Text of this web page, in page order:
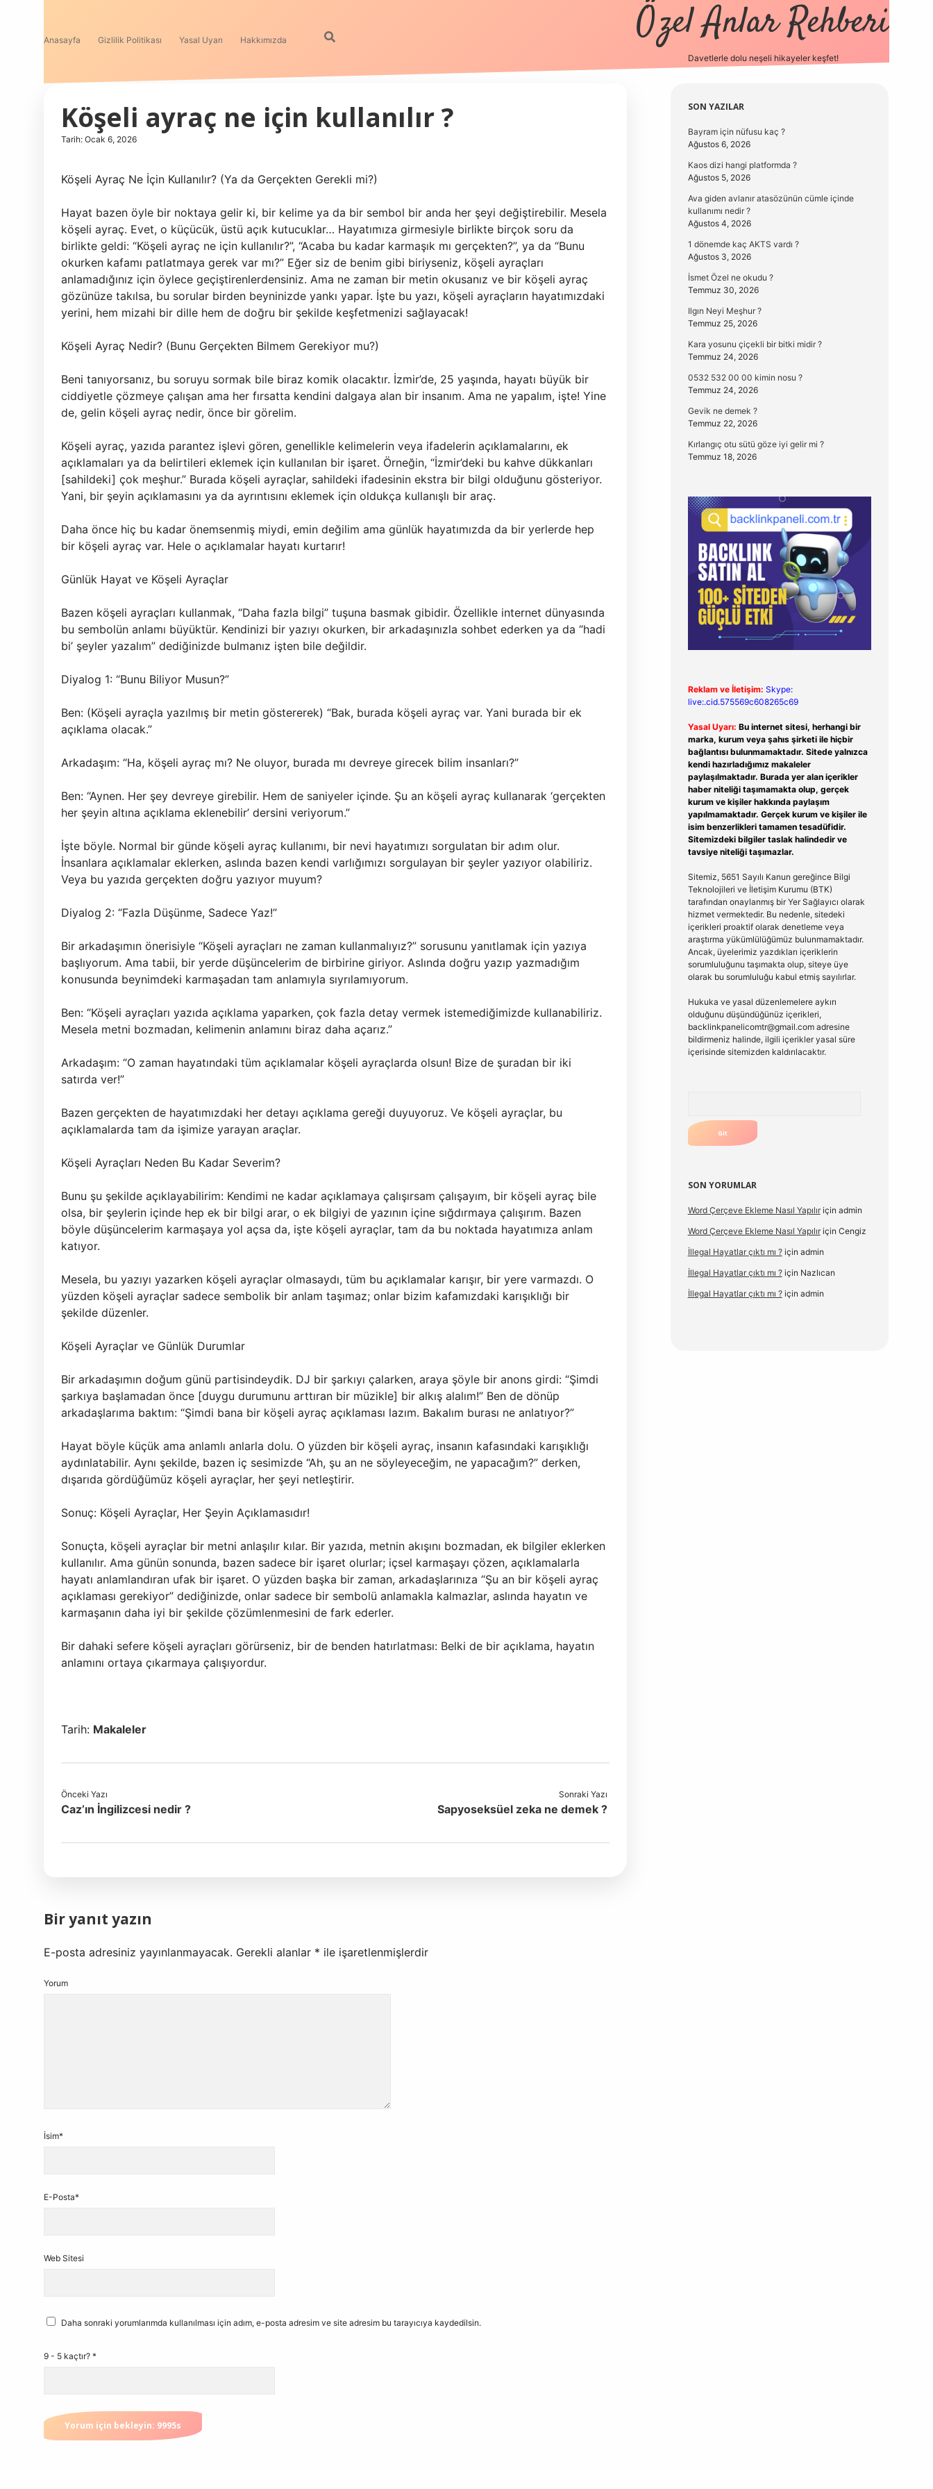
Anasayfa Gizlilik Politikası Yasal Uyarı Hakkımızda Özel Anlar Rehberi
Davetlerle dolu neşeli hikayeler keşfet!
Köşeli ayraç ne için kullanılır ?
Tarih: Ocak 6, 2026
Köşeli Ayraç Ne İçin Kullanılır? (Ya da Gerçekten Gerekli mi?)
Hayat bazen öyle bir noktaya gelir ki, bir kelime ya da bir sembol bir anda her şeyi değiştirebilir. Mesela
köşeli ayraç. Evet, o küçücük, üstü açık kutucuklar… Hayatımıza girmesiyle birlikte birçok soru da
birlikte geldi: “Köşeli ayraç ne için kullanılır?”, “Acaba bu kadar karmaşık mı gerçekten?”, ya da “Bunu
okurken kafamı patlatmaya gerek var mı?” Eğer siz de benim gibi biriyseniz, köşeli ayraçları
anlamadığınız için öylece geçiştirenlerdensiniz. Ama ne zaman bir metin okusanız ve bir köşeli ayraç
gözünüze takılsa, bu sorular birden beyninizde yankı yapar. İşte bu yazı, köşeli ayraçların hayatımızdaki
yerini, hem mizahi bir dille hem de doğru bir şekilde keşfetmenizi sağlayacak!
Köşeli Ayraç Nedir? (Bunu Gerçekten Bilmem Gerekiyor mu?)
Beni tanıyorsanız, bu soruyu sormak bile biraz komik olacaktır. İzmir’de, 25 yaşında, hayatı büyük bir
ciddiyetle çözmeye çalışan ama her fırsatta kendini dalgaya alan bir insanım. Ama ne yapalım, işte! Yine
de, gelin köşeli ayraç nedir, önce bir görelim.
Köşeli ayraç, yazıda parantez işlevi gören, genellikle kelimelerin veya ifadelerin açıklamalarını, ek
açıklamaları ya da belirtileri eklemek için kullanılan bir işaret. Örneğin, “İzmir’deki bu kahve dükkanları
[sahildeki] çok meşhur.” Burada köşeli ayraçlar, sahildeki ifadesinin ekstra bir bilgi olduğunu gösteriyor.
Yani, bir şeyin açıklamasını ya da ayrıntısını eklemek için oldukça kullanışlı bir araç.
Daha önce hiç bu kadar önemsenmiş miydi, emin değilim ama günlük hayatımızda da bir yerlerde hep
bir köşeli ayraç var. Hele o açıklamalar hayatı kurtarır!
Günlük Hayat ve Köşeli Ayraçlar
Bazen köşeli ayraçları kullanmak, “Daha fazla bilgi” tuşuna basmak gibidir. Özellikle internet dünyasında
bu sembolün anlamı büyüktür. Kendinizi bir yazıyı okurken, bir arkadaşınızla sohbet ederken ya da “hadi
bi’ şeyler yazalım” dediğinizde bulmanız işten bile değildir.
Diyalog 1: “Bunu Biliyor Musun?”
Ben: (Köşeli ayraçla yazılmış bir metin göstererek) “Bak, burada köşeli ayraç var. Yani burada bir ek
açıklama olacak.”
Arkadaşım: “Ha, köşeli ayraç mı? Ne oluyor, burada mı devreye girecek bilim insanları?”
Ben: “Aynen. Her şey devreye girebilir. Hem de saniyeler içinde. Şu an köşeli ayraç kullanarak ‘gerçekten
her şeyin altına açıklama eklenebilir’ dersini veriyorum.”
İşte böyle. Normal bir günde köşeli ayraç kullanımı, bir nevi hayatımızı sorgulatan bir adım olur.
İnsanlara açıklamalar eklerken, aslında bazen kendi varlığımızı sorgulayan bir şeyler yazıyor olabiliriz.
Veya bu yazıda gerçekten doğru yazıyor muyum?
Diyalog 2: “Fazla Düşünme, Sadece Yaz!”
Bir arkadaşımın önerisiyle “Köşeli ayraçları ne zaman kullanmalıyız?” sorusunu yanıtlamak için yazıya
başlıyorum. Ama tabii, bir yerde düşüncelerim de birbirine giriyor. Aslında doğru yazıp yazmadığım
konusunda beynimdeki karmaşadan tam anlamıyla sıyrılamıyorum.
Ben: “Köşeli ayraçları yazıda açıklama yaparken, çok fazla detay vermek istemediğimizde kullanabiliriz.
Mesela metni bozmadan, kelimenin anlamını biraz daha açarız.”
Arkadaşım: “O zaman hayatındaki tüm açıklamalar köşeli ayraçlarda olsun! Bize de şuradan bir iki
satırda ver!”
Bazen gerçekten de hayatımızdaki her detayı açıklama gereği duyuyoruz. Ve köşeli ayraçlar, bu
açıklamalarda tam da işimize yarayan araçlar.
Köşeli Ayraçları Neden Bu Kadar Severim?
Bunu şu şekilde açıklayabilirim: Kendimi ne kadar açıklamaya çalışırsam çalışayım, bir köşeli ayraç bile
olsa, bir şeylerin içinde hep ek bir bilgi arar, o ek bilgiyi de yazının içine sığdırmaya çalışırım. Bazen
böyle düşüncelerim karmaşaya yol açsa da, işte köşeli ayraçlar, tam da bu noktada hayatımıza anlam
katıyor.
Mesela, bu yazıyı yazarken köşeli ayraçlar olmasaydı, tüm bu açıklamalar karışır, bir yere varmazdı. O
yüzden köşeli ayraçlar sadece sembolik bir anlam taşımaz; onlar bizim kafamızdaki karışıklığı bir
şekilde düzenler.
Köşeli Ayraçlar ve Günlük Durumlar
Bir arkadaşımın doğum günü partisindeydik. DJ bir şarkıyı çalarken, araya şöyle bir anons girdi: “Şimdi
şarkıya başlamadan önce [duygu durumunu arttıran bir müzikle] bir alkış alalım!” Ben de dönüp
arkadaşlarıma baktım: “Şimdi bana bir köşeli ayraç açıklaması lazım. Bakalım burası ne anlatıyor?”
Hayat böyle küçük ama anlamlı anlarla dolu. O yüzden bir köşeli ayraç, insanın kafasındaki karışıklığı
aydınlatabilir. Aynı şekilde, bazen iç sesimizde “Ah, şu an ne söyleyeceğim, ne yapacağım?” derken,
dışarıda gördüğümüz köşeli ayraçlar, her şeyi netleştirir.
Sonuç: Köşeli Ayraçlar, Her Şeyin Açıklamasıdır!
Sonuçta, köşeli ayraçlar bir metni anlaşılır kılar. Bir yazıda, metnin akışını bozmadan, ek bilgiler eklerken
kullanılır. Ama günün sonunda, bazen sadece bir işaret olurlar; içsel karmaşayı çözen, açıklamalarla
hayatı anlamlandıran ufak bir işaret. O yüzden başka bir zaman, arkadaşlarınıza “Şu an bir köşeli ayraç
açıklaması gerekiyor” dediğinizde, onlar sadece bir sembolü anlamakla kalmazlar, aslında hayatın ve
karmaşanın daha iyi bir şekilde çözümlenmesini de fark ederler.
Bir dahaki sefere köşeli ayraçları görürseniz, bir de benden hatırlatması: Belki de bir açıklama, hayatın
anlamını ortaya çıkarmaya çalışıyordur.
Tarih: Makaleler
Önceki Yazı
Caz’ın İngilizcesi nedir ?
Sonraki Yazı
Sapyoseksüel zeka ne demek ?
Bir yanıt yazın
E-posta adresiniz yayınlanmayacak. Gerekli alanlar * ile işaretlenmişlerdir
Yorum
İsim*
E-Posta*
Web Sitesi
Daha sonraki yorumlarımda kullanılması için adım, e-posta adresim ve site adresim bu tarayıcıya kaydedilsin.
9 - 5 kaçtır? *
Sidebar
SON YAZILAR
Bayram için nüfusu kaç ?
Ağustos 6, 2026
Kaos dizi hangi platformda ?
Ağustos 5, 2026
Ava giden avlanır atasözünün cümle içinde
kullanımı nedir ?
Ağustos 4, 2026
1 dönemde kaç AKTS vardı ?
Ağustos 3, 2026
İsmet Özel ne okudu ?
Temmuz 30, 2026
Ilgın Neyi Meşhur ?
Temmuz 25, 2026
Kara yosunu çiçekli bir bitki midir ?
Temmuz 24, 2026
0532 532 00 00 kimin nosu ?
Temmuz 24, 2026
Gevik ne demek ?
Temmuz 22, 2026
Kırlangıç otu sütü göze iyi gelir mi ?
Temmuz 18, 2026
Reklam ve İletişim: Skype:
live:.cid.575569c608265c69
Yasal Uyarı: Bu internet sitesi, herhangi bir
marka, kurum veya şahıs şirketi ile hiçbir
bağlantısı bulunmamaktadır. Sitede yalnızca
kendi hazırladığımız makaleler
paylaşılmaktadır. Burada yer alan içerikler
haber niteliği taşımamakta olup, gerçek
kurum ve kişiler hakkında paylaşım
yapılmamaktadır. Gerçek kurum ve kişiler ile
isim benzerlikleri tamamen tesadüfidir.
Sitemizdeki bilgiler taslak halindedir ve
tavsiye niteliği taşımazlar.
Sitemiz, 5651 Sayılı Kanun gereğince Bilgi
Teknolojileri ve İletişim Kurumu (BTK)
tarafından onaylanmış bir Yer Sağlayıcı olarak
hizmet vermektedir. Bu nedenle, sitedeki
içerikleri proaktif olarak denetleme veya
araştırma yükümlülüğümüz bulunmamaktadır.
Ancak, üyelerimiz yazdıkları içeriklerin
sorumluluğunu taşımakta olup, siteye üye
olarak bu sorumluluğu kabul etmiş sayılırlar.
Hukuka ve yasal düzenlemelere aykırı
olduğunu düşündüğünüz içerikleri,
backlinkpanelicomtr@gmail.comadresine
bildirmeniz halinde, ilgili içerikler yasal süre
içerisinde sitemizden kaldırılacaktır.
SON YORUMLAR
Word Çerçeve Ekleme Nasıl Yapılıriçin admin
Word Çerçeve Ekleme Nasıl Yapılıriçin Cengiz
İllegal Hayatlar çıktı mı ?için admin
İllegal Hayatlar çıktı mı ?için Nazlıcan
İllegal Hayatlar çıktı mı ?için admin